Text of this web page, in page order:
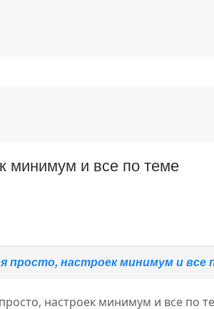
минимум и все по теме
просто, настроек минимум и все
настроек минимум и все по